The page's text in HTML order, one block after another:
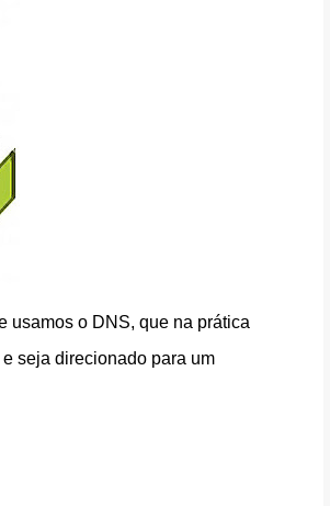
usamos o DNS, que na prática
e seja direcionado para um